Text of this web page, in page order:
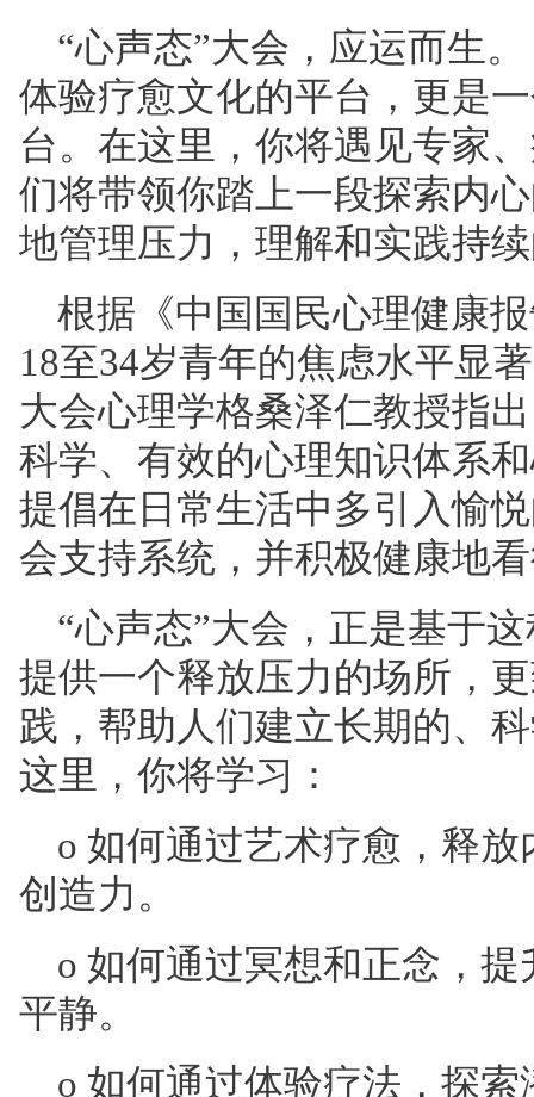
“心声态”大会，应运而生。
体验疗愈文化的平台，更是
台。在这里，你将遇见专家、
们将带领你踏上一段探索内
地管理压力，理解和实践持
根据《中国国民心理健康
18至34岁青年的焦虑水平显
大会心理学格桑泽仁教授指
科学、有效的心理知识体系
提倡在日常生活中多引入愉
会支持系统，并积极健康地
“心声态”大会，正是基于
提供一个释放压力的场所，
践，帮助人们建立长期的、
这里，你将学习：
o 如何通过艺术疗愈，释
创造力。
o 如何通过冥想和正念，
平静。
o 如何通过体验疗法，探